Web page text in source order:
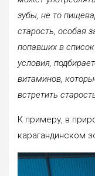
зубы, не то
старость, особая
попавших в
условия,
витаминов,
встретить
К примеру, в
карагандинском